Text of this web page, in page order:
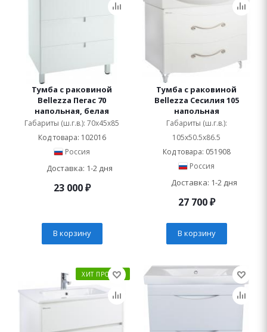
Тумба с раковиной
Bellezza Пегас 70
напольная, белая
Габариты (ш.г.в.): 70x45x85
Код товара: 102016
Россия
Доставка: 1-2 дня
23 000₽
В корзину
Тумба с раковиной
Bellezza Сесилия 105
напольная
Габариты (ш.г.в.):
105x50.5x86.5
Код товара: 051908
Россия
Доставка: 1-2 дня
27 700₽
В корзину
ХИТ ПРОДАЖ